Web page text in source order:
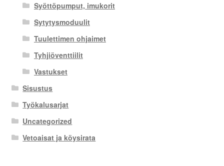
Syöttöpumput, imukorit
Sytytysmoduulit
Tuulettimen ohjaimet
Tyhjiöventtiilit
Vastukset
Sisustus
Työkalusarjat
Uncategorized
Vetoaisat ja köysirata